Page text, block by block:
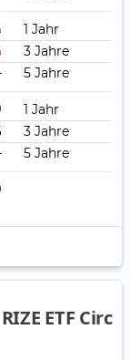
1 Jahr
3 Jahre
5 Jahre
1 Jahr
3 Jahre
5 Jahre
ETF Circ